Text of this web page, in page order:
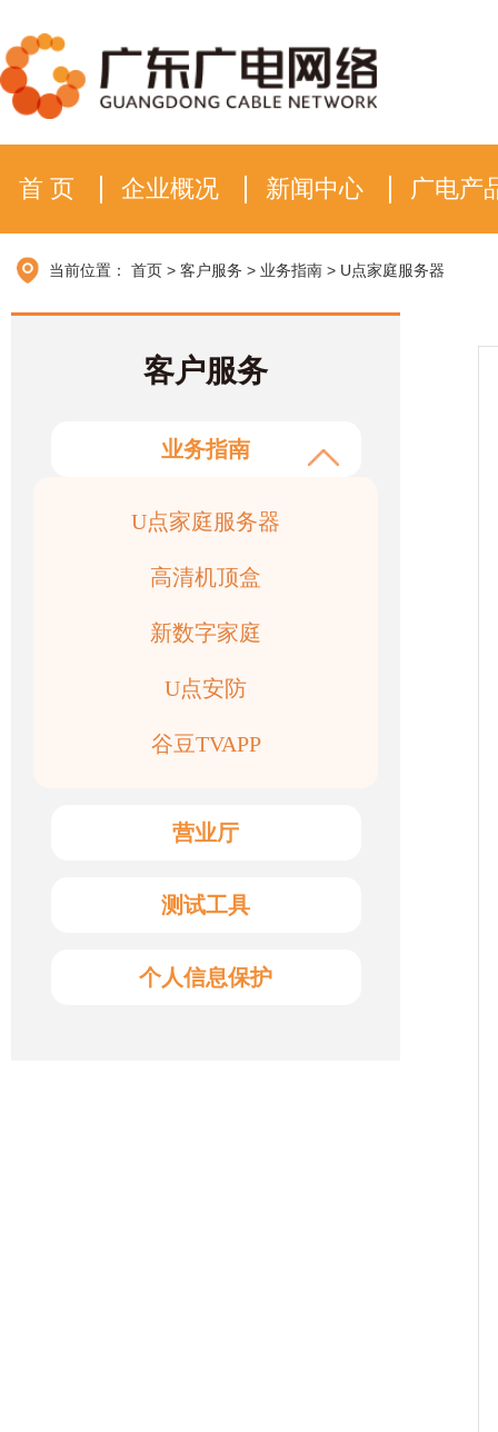
首 页 企业概况 新闻中心 广电产
当前位置： 首页 > 客户服务 > 业务指南 > U点家庭服务器
客户服务
业务指南
U点家庭服务器
高清机顶盒
新数字家庭
U点安防
谷豆TVAPP
营业厅
测试工具
个人信息保护